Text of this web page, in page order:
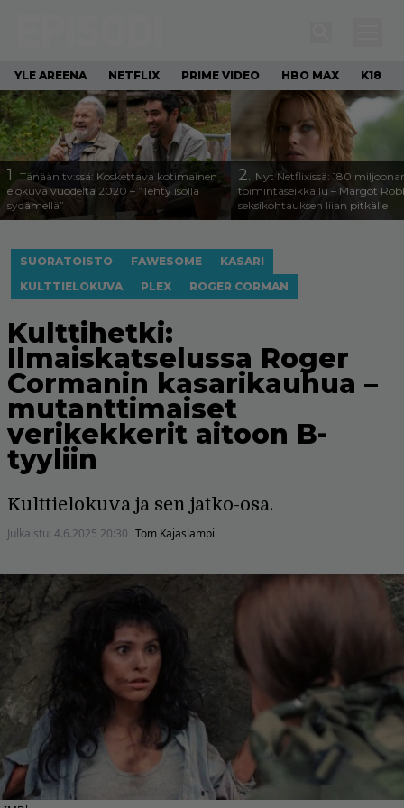
YLE AREENA NETFLIX PRIME VIDEO HBO MAX K18
1. Tänään tv:ssä: Koskettava kotimainen
elokuva vuodelta 2020 – ”Tehty isolla
sydämellä”
2. Nyt Netflixissä: 180
toimintaseikkailu – Margot
seksikohtauksen liian pitkälle
SUORATOISTO FAWESOME
KASARI
KULTTIELOKUVA
PLEX ROGER CORMAN
Kulttihetki:
Ilmaiskatselussa Roger
Cormanin kasarikauhua –
mutanttimaiset
verikekkerit aitoon B-
tyyliin
Kulttielokuva ja sen jatko-osa.
Julkaistu: 4.6.2025 20:30 Tom Kajaslampi